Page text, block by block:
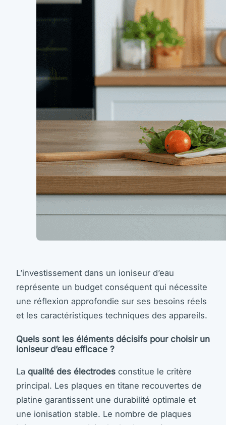
L’investissement dans un ioniseur d’eau
représente un budget conséquent qui nécessite
une réflexion approfondie sur ses besoins réels
et les caractéristiques techniques des appareils.
Quels sont les éléments décisifs pour choisir un
ioniseur d’eau efficace ?
La qualité des électrodes constitue le critère
principal. Les plaques en titane recouvertes de
platine garantissent une durabilité optimale et
une ionisation stable. Le nombre de plaques